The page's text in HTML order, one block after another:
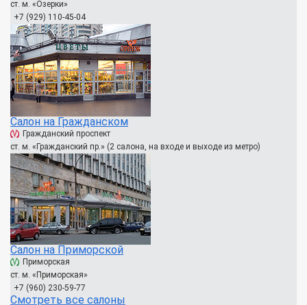
ст. м. «Озерки»
+7 (929) 110-45-04
Салон на Гражданском
Гражданский проспект
ст. м. «Гражданский пр.» (2 салона, на входе и выходе из метро)
Салон на Приморской
Приморская
ст. м. «Приморская»
+7 (960) 230-59-77
Смотреть все салоны